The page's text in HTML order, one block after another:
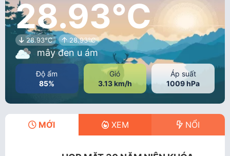
28.93°C
28.93°C 28.93°C
mây đen u ám
Độ ẩm
85%
Gió
3.13 km/h
Áp suất
1009 hPa
MỚI XEM NỔI